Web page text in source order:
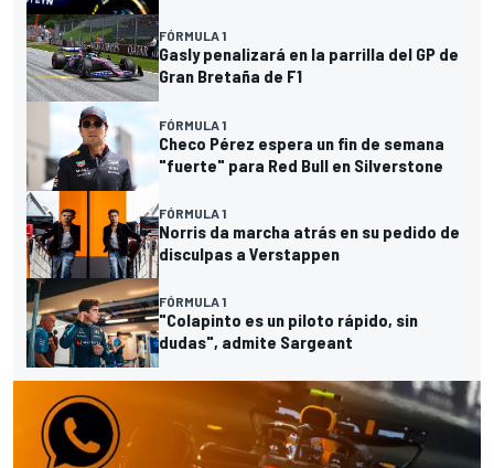
FÓRMULA 1
Gasly penalizará en la parrilla del GP de
Gran Bretaña de F1
FÓRMULA 1
Checo Pérez espera un fin de semana
"fuerte" para Red Bull en Silverstone
FÓRMULA 1
Norris da marcha atrás en su pedido de
disculpas a Verstappen
FÓRMULA 1
"Colapinto es un piloto rápido, sin
dudas", admite Sargeant